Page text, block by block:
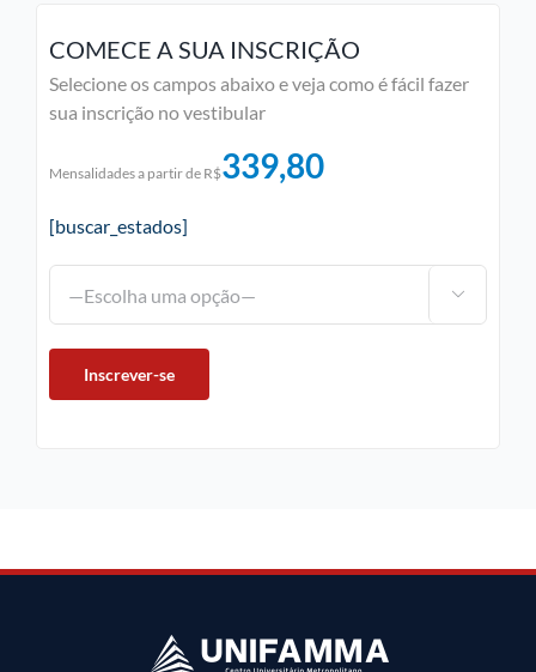
COMECE A SUA INSCRIÇÃO
Selecione os campos abaixo e veja como é fácil fazer
sua inscrição no vestibular
Mensalidades a partir de R$339,80
[buscar_estados]
